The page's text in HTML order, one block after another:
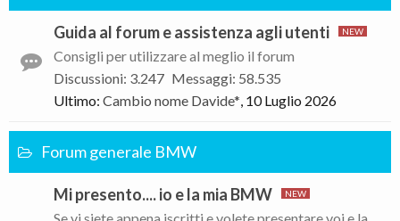
Guida al forum e assistenza agli utenti
Consigli per utilizzare al meglio il forum
Discussioni: 3.247 Messaggi: 58.535
Ultimo: Cambio nome Davide*, 10 Luglio 2026
Forum generale BMW
Mi presento.... io e la mia BMW